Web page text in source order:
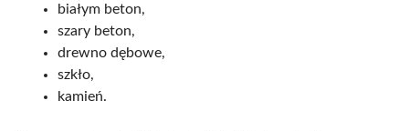
białym beton,
szary beton,
drewno dębowe,
szkło,
kamień.